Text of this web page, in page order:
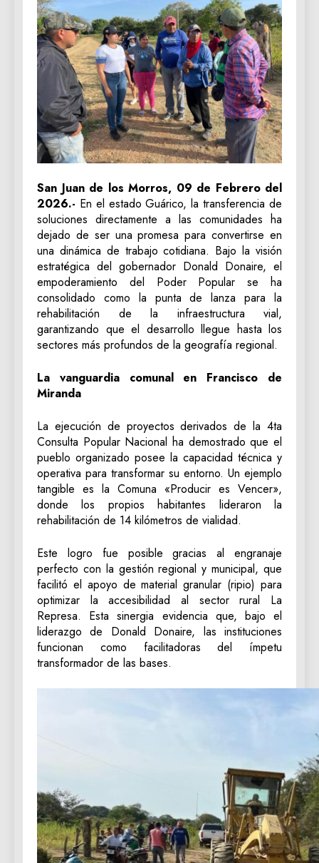
San Juan de los Morros, 09 de Febrero del
2026.- En el estado Guárico, la transferencia de
soluciones directamente a las comunidades ha
dejado de ser una promesa para convertirse en
una dinámica de trabajo cotidiana. Bajo la visión
estratégica del gobernador Donald Donaire, el
empoderamiento del Poder Popular se ha
consolidado como la punta de lanza para la
rehabilitación de la infraestructura vial,
garantizando que el desarrollo llegue hasta los
sectores más profundos de la geografía regional.
La vanguardia comunal en Francisco de
Miranda
La ejecución de proyectos derivados de la 4ta
Consulta Popular Nacional ha demostrado que el
pueblo organizado posee la capacidad técnica y
operativa para transformar su entorno. Un ejemplo
tangible es la Comuna «Producir es Vencer»,
donde los propios habitantes lideraron la
rehabilitación de 14 kilómetros de vialidad.
Este logro fue posible gracias al engranaje
perfecto con la gestión regional y municipal, que
facilitó el apoyo de material granular (ripio) para
optimizar la accesibilidad al sector rural La
Represa. Esta sinergia evidencia que, bajo el
liderazgo de Donald Donaire, las instituciones
funcionan como facilitadoras del ímpetu
transformador de las bases.